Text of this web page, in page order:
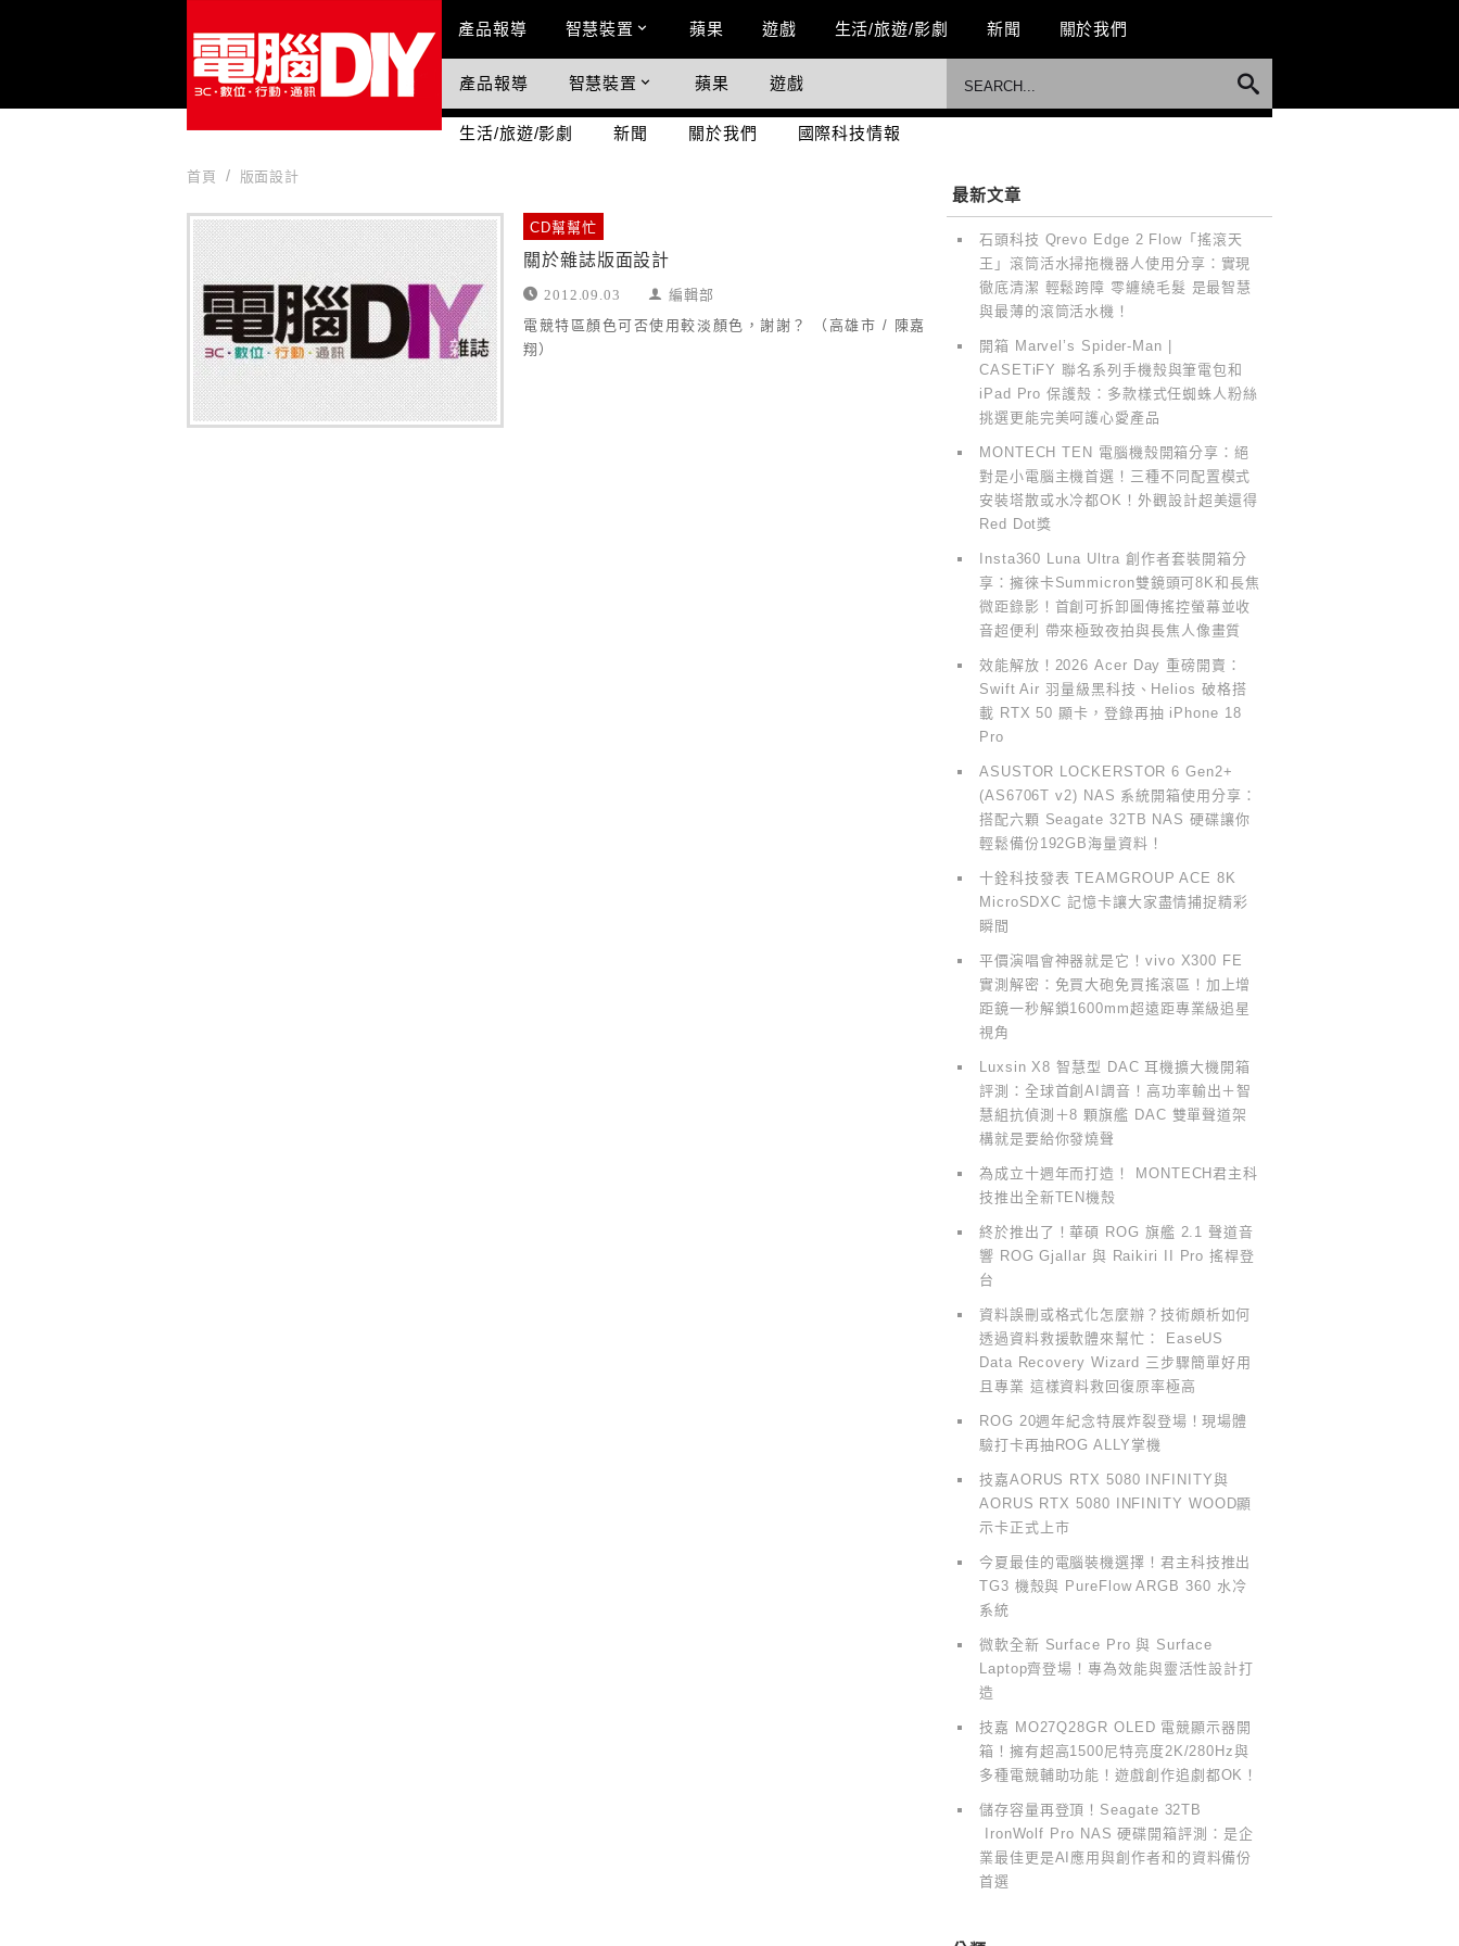
Main Menu
產品報導 智慧裝置 蘋果 遊戲 生活/旅遊/影劇 新聞 關於我們
國際科技情報
產品報導 智慧裝置 蘋果 遊戲
生活/旅遊/影劇 新聞 關於我們 國際科技情報
首頁 版面設計
版面設計 CD幫幫忙
關於雜誌版面設計
2012.09.03 編輯部
電競特區顏色可否使用較淡顏色，謝謝？ （高雄市 / 陳嘉
翔）
最新文章
石頭科技 Qrevo Edge 2 Flow「搖滾天
王」滾筒活水掃拖機器人使用分享：實現
徹底清潔 輕鬆跨障 零纏繞毛髮 是最智慧
與最薄的滾筒活水機！
開箱 Marvel’s Spider-Man |
CASETiFY 聯名系列手機殼與筆電包和
iPad Pro 保護殼：多款樣式任蜘蛛人粉絲
挑選更能完美呵護心愛產品
MONTECH TEN 電腦機殼開箱分享：絕
對是小電腦主機首選！三種不同配置模式
安裝塔散或水冷都OK！外觀設計超美還得
Red Dot獎
Insta360 Luna Ultra 創作者套裝開箱分
享：擁徠卡Summicron雙鏡頭可8K和長焦
微距錄影！首創可拆卸圖傳搖控螢幕並收
音超便利 帶來極致夜拍與長焦人像畫質
效能解放！2026 Acer Day 重磅開賣：
Swift Air 羽量級黑科技、Helios 破格搭
載 RTX 50 顯卡，登錄再抽 iPhone 18
Pro
ASUSTOR LOCKERSTOR 6 Gen2+
(AS6706T v2) NAS 系統開箱使用分享：
搭配六顆 Seagate 32TB NAS 硬碟讓你
輕鬆備份192GB海量資料！
十銓科技發表 TEAMGROUP ACE 8K
MicroSDXC 記憶卡讓大家盡情捕捉精彩
瞬間
平價演唱會神器就是它！vivo X300 FE
實測解密：免買大砲免買搖滾區！加上增
距鏡一秒解鎖1600mm超遠距專業級追星
視角
Luxsin X8 智慧型 DAC 耳機擴大機開箱
評測：全球首創AI調音！高功率輸出＋智
慧組抗偵測＋8 顆旗艦 DAC 雙單聲道架
構就是要給你發燒聲
為成立十週年而打造！ MONTECH君主科
技推出全新TEN機殼
終於推出了！華碩 ROG 旗艦 2.1 聲道音
響 ROG Gjallar 與 Raikiri II Pro 搖桿登
台
資料誤刪或格式化怎麼辦？技術頗析如何
透過資料救援軟體來幫忙： EaseUS
Data Recovery Wizard 三步驟簡單好用
且專業 這樣資料救回復原率極高
ROG 20週年紀念特展炸裂登場！現場體
驗打卡再抽ROG ALLY掌機
技嘉AORUS RTX 5080 INFINITY與
AORUS RTX 5080 INFINITY WOOD顯
示卡正式上市
今夏最佳的電腦裝機選擇！君主科技推出
TG3 機殼與 PureFlow ARGB 360 水冷
系統
微軟全新 Surface Pro 與 Surface
Laptop齊登場！專為效能與靈活性設計打
造
技嘉 MO27Q28GR OLED 電競顯示器開
箱！擁有超高1500尼特亮度2K/280Hz與
多種電競輔助功能！遊戲創作追劇都OK！
儲存容量再登頂！Seagate 32TB
IronWolf Pro NAS 硬碟開箱評測：是企
業最佳更是AI應用與創作者和的資料備份
首選